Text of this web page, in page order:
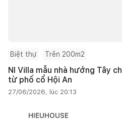
Biệt thự Trên 200m2
NI Villa mẫu nhà hướng Tây
từ phố cổ Hội An
27/06/2026, lúc 20:13
HIEUHOUSE